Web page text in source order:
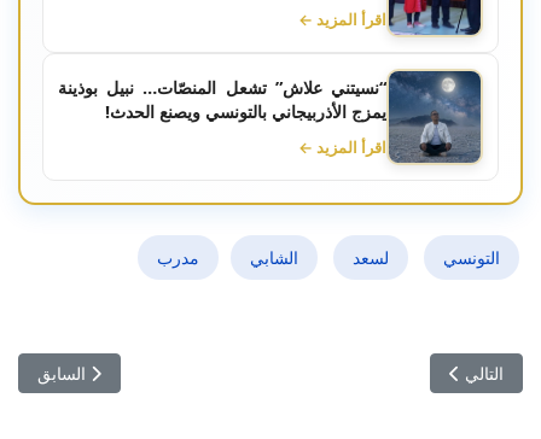
اقرأ المزيد ←
“نسيتني علاش” تشعل المنصّات… نبيل بوذينة
يمزج الأذربيجاني بالتونسي ويصنع الحدث!
اقرأ المزيد ←
التونسي لسعد الشابي مدرب
المقال
السابق
المقال التالي: التحالف من أجل النادي الافريقي يكسب ثقة الآلاف ويفتح
التالي